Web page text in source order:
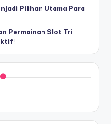
Pilihan Utama Para
Permainan Slot Tri